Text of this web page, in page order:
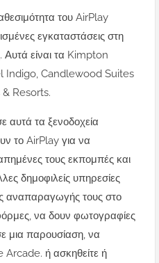
του AirPlay
εγκαταστάσεις στη
Αυτά είναι τα Kimpton
Indigo, Candlewood Suites
Resorts.
αυτά τα ξενοδοχεία
το AirPlay για να
τους εκπομπές και
δημοφιλείς υπηρεσίες
αναπαραγωγής τους στο
να δουν φωτογραφίες
μια παρουσίαση, να
Arcade. ή ασκηθείτε ή